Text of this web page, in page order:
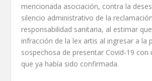
mencionada asociación, contra la
silencio administrativo de la
responsabilidad sanitaria, al estimar
infracción de la lex artis al ingresar a la
sospechosa de presentar Covid-19 con
que ya había sido confirmada.